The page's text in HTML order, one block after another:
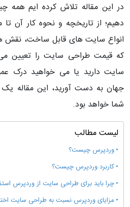
در این مقاله تلاش کرده‌ ایم همه
دهیم؛ از تاریخچه و نحوه کار آن تا
انواع سایت‌ های قابل ساخت، نقش
که قیمت طراحی سایت را تعیین می‌
جهان به دست آورید، این مقاله
شما خواهد بود.
لیست مطالب
وردپرس چیست؟
کاربرد وردپرس چیست؟
چرا باید برای طراحی سایت از وردپرس
مزایای وردپرس نسبت به طراحی سایت